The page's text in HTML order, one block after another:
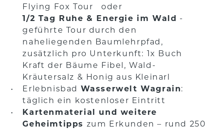
Flying Fox Tour oder
1/2 Tag Ruhe & Energie im Wald -
geführte Tour durch den
naheliegenden Baumlehrpfad,
zusätzlich pro Unterkunft: 1x Buch
Kraft der Bäume Fibel, Wald-
Kräutersalz & Honig aus Kleinarl
Erlebnisbad Wasserwelt Wagrain:
täglich ein kostenloser Eintritt
Kartenmaterial und weitere
Geheimtipps zum Erkunden – rund 250